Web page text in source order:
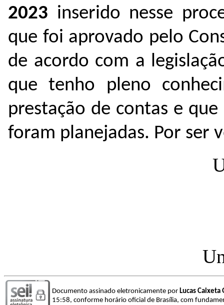
2023 inserido nesse
que foi aprovado pelo
de acordo com a
que tenho pleno
prestação de contas e
foram planejadas. Por ser
Documento assinado eletronicamente por Lucas
15:58, conforme horário oficial de Brasília, com